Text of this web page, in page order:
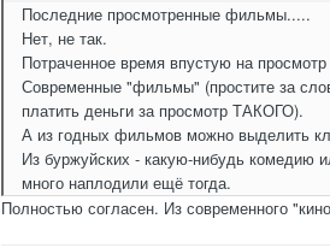
Последние просмотренные фильмы.....
Нет, не так.
Потраченное время впустую на
Современные "фильмы" (простите за
платить деньги за просмотр ТАКОГО).
А из годных фильмов можно выделить
Из буржуйских - какую-нибудь
много наплодили ещё тогда.
Полностью согласен. Из современного